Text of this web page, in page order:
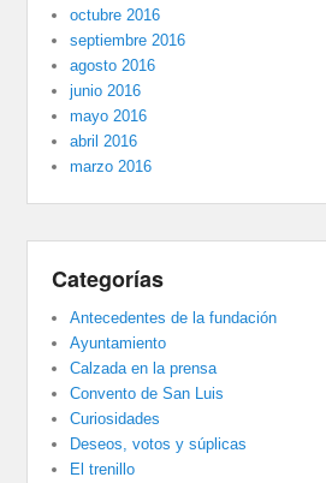
octubre 2016
septiembre 2016
agosto 2016
junio 2016
mayo 2016
abril 2016
marzo 2016
Categorías
Antecedentes de la fundación
Ayuntamiento
Calzada en la prensa
Convento de San Luis
Curiosidades
Deseos, votos y súplicas
El trenillo